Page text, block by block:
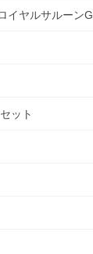
イヤルサルーンG
ット